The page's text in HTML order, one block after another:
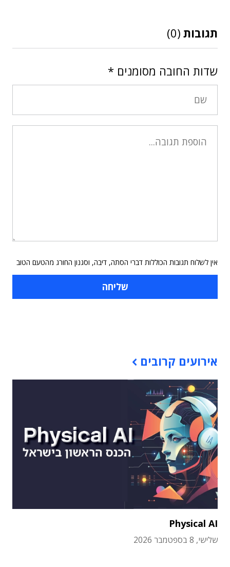
תגובות (0)
שדות החובה מסומנים *
אין לשלוח תגובות הכוללות דברי הסתה, דיבה, וסגנון החורג מהטעם הטוב
אירועים קרובים
Physical AI
שלישי, 8 בספטמבר 2026